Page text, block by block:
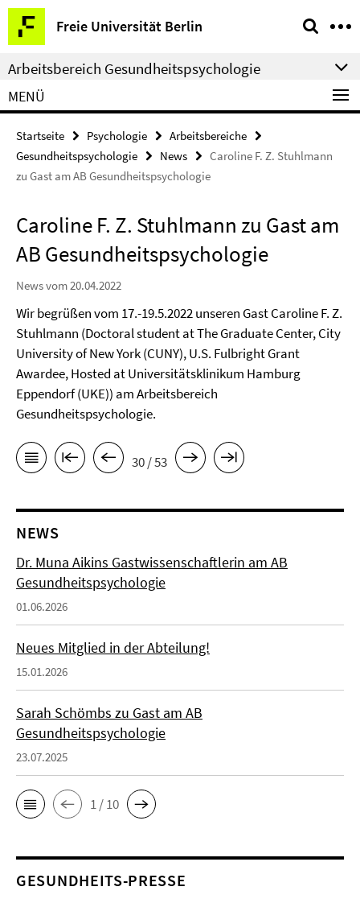
Springe
direkt
zu
Inhalt
Freie Universität Berlin
Service-
Navigation
Arbeitsbereich Gesundheitspsychologie
MENÜ
Startseite Psychologie
Arbeitsbereiche
Gesundheitspsychologie
News
Caroline F. Z. Stuhlmann
zu Gast am AB Gesundheitspsychologie
Caroline F. Z. Stuhlmann zu Gast am
AB Gesundheitspsychologie
News vom 20.04.2022
Wir begrüßen vom 17.-19.5.2022 unseren Gast Caroline F. Z.
Stuhlmann (Doctoral student at The Graduate Center, City
University of New York (CUNY), U.S. Fulbright Grant
Awardee, Hosted at Universitätsklinikum Hamburg
Eppendorf (UKE)) am Arbeitsbereich
Gesundheitspsychologie.
30 / 53
NEWS
Dr. Muna Aikins Gastwissenschaftlerin am AB
Gesundheitspsychologie
01.06.2026
Neues Mitglied in der Abteilung!
15.01.2026
Sarah Schömbs zu Gast am AB
Gesundheitspsychologie
23.07.2025
1 / 10
GESUNDHEITS-PRESSE